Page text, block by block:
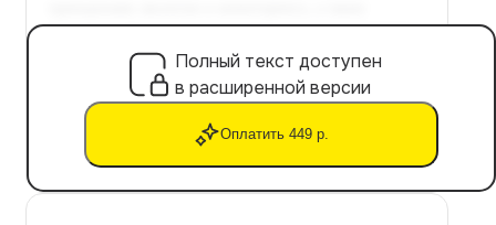
Полный текст доступен
в расширенной версии
Оплатить 449 р.